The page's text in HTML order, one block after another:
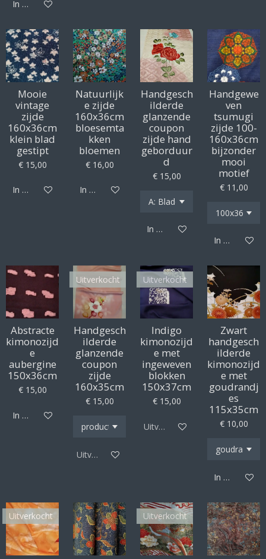
In winkelwagen
Mooie
vintage
zijde
160x36cm
klein blad
gestipt
€ 15,00
In winkelwagen
Natuurlijk
e zijde
160x36cm
bloesemta
kken
bloemen
€ 16,00
In winkelwagen
Handgesch
ilderde
glanzende
coupon
zijde hand
geborduur
d
€ 15,00
In winkelwagen
Handgewe
ven
tsumugi
zijde 100-
160x36cm
bijzonder
mooi
motief
€ 11,00
In
Abstracte
kimonozijd
e
aubergine
150x36cm
€ 15,00
In winkelwagen
Uitverkocht
Handgesch
ilderde
glanzende
coupon
zijde
160x35cm
€ 15,00
Uitverkocht
Uitverkocht
Indigo
kimonozijd
e met
ingeweven
blokken
150x37cm
€ 15,00
Uitverkocht
Zwart
handgesch
ilderde
kimonozijd
e met
goudrandj
es
115x35cm
€ 10,00
In
Uitverkocht Uitverkocht